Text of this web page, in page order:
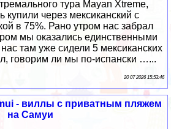
тура Mayan Xtreme,
купили через мексиканский с
в 75%. Рано утром нас забрал
мы оказались единственными
там уже сидели 5 мексиканских
говорим ли мы по-испански …...
20 07 2026 15:53:46
- виллы с приватным пляжем
на Самуи